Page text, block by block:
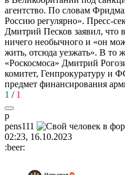
агентство. По словам
Россию регулярно». Пресс-
Дмитрий Песков заявил, что
ничего необычного и «он
жить, отсюда уезжать». В то
«Роскосмоса» Дмитрий
комитет, Генпрокуратуру и
предмет финансирования
1 / 1
p
pens111
02:23, 16.10.2023
:beer: